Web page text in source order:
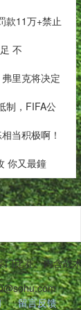
款11万+禁止
不
里克将决定
制，FIFA公
当积极啊！
你又最鐘
赛。内含
留言反馈